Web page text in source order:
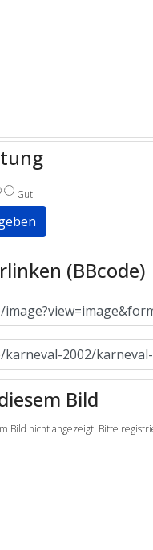
Gut
(BBcode)
Bild
nicht angezeigt. Bitte